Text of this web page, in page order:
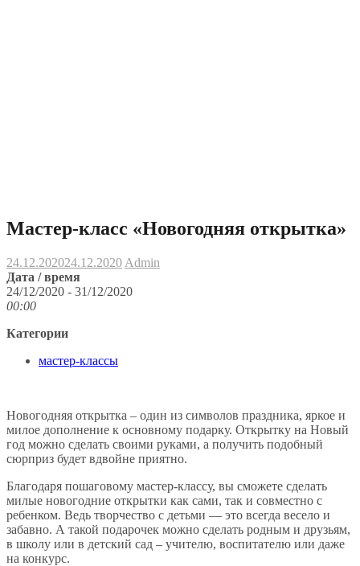
Мастер-класс «Новогодняя открытка»
24.12.202024.12.2020 Admin
Дата / время
24/12/2020 - 31/12/2020
00:00
Категории
мастер-классы
Новогодняя открытка – один из символов праздника, яркое и
милое дополнение к основному подарку. Открытку на Новый
год можно сделать своими руками, а получить подобный
сюрприз будет вдвойне приятно.
Благодаря пошаговому мастер-классу, вы сможете сделать
милые новогодние открытки как сами, так и совместно с
ребенком. Ведь творчество с детьми — это всегда весело и
забавно. А такой подарочек можно сделать родным и друзьям,
в школу или в детский сад – учителю, воспитателю или даже
на конкурс.